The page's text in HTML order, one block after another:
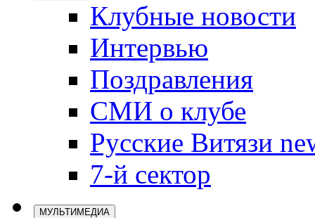
Клубные новости
Интервью
Поздравления
СМИ о клубе
Русские Витязи
7-й сектор
МУЛЬТИМЕДИА